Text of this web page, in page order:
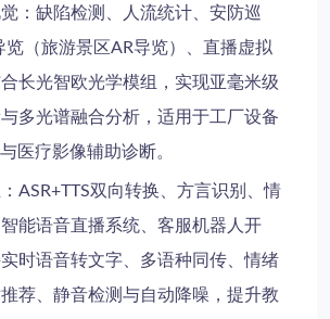
：缺陷检测、人流统计、安防巡
览（旅游景区AR导览）、直播虚拟
长光智欧光学模组，实现亚毫米级
多光谱融合分析，适用于工厂设备
与医疗影像辅助诊断。
：ASR+TTS双向转换、方言识别、情
能语音直播系统、客服机器人开
时语音转文字、多语种同传、情绪
荐、静音检测与自动降噪，提升教